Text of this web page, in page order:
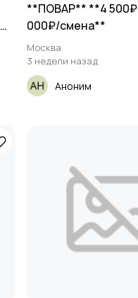
**ПОВАР** **4
000₽/смена**
Москва
3 недели назад
Аноним